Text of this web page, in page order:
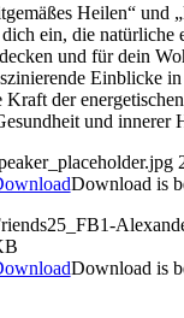
Heilen“ und
ein, die natürliche
und für dein
Einblicke
der
und innerer
Download is
Download is